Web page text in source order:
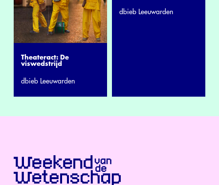
Theateract: De
viswedstrijd
dbieb Leeuwarden
dbieb Leeuwarden